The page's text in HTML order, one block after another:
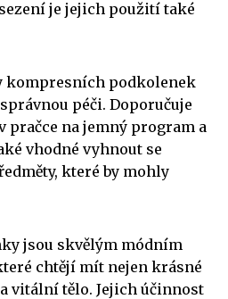
je jejich použití také
kompresních podkolenek
péči. Doporučuje
pračce na jemný program a
vhodné vyhnout se
které by mohly
jsou skvělým módním
chtějí mít nejen krásné
vitální tělo. Jejich účinnost